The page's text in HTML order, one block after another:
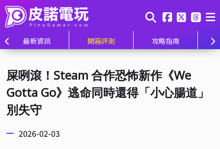
最新資訊 開箱評測 攻略指南
屎咧滾！Steam 合作恐怖新作《We
Gotta Go》逃命同時還得「小心腸道」
別失守
2026-02-03